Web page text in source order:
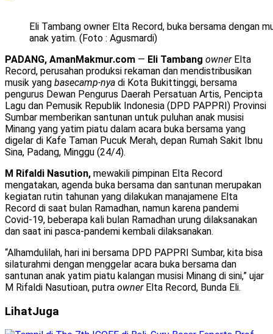
Eli Tambang owner Elta Record, buka bersama dengan
anak yatim. (Foto : Agusmardi)
PADANG, AmanMakmur.com — Eli Tambang ownerElta
Record, perusahan produksi rekaman dan mendistribusikan
musik yang basecamp-nya di Kota Bukittinggi, bersama
pengurus Dewan Pengurus Daerah Persatuan Artis, Pencipta
Lagu dan Pemusik Republik Indonesia (DPD PAPPRI) Provinsi
Sumbar memberikan santunan untuk puluhan anak musisi
Minang yang yatim piatu dalam acara buka bersama yang
digelar di Kafe Taman Pucuk Merah, depan Rumah Sakit Ibnu
Sina, Padang, Minggu (24/4).
M Rifaldi Nasution, mewakili pimpinan Elta Record
mengatakan, agenda buka bersama dan santunan merupakan
kegiatan rutin tahunan yang dilakukan manajamene Elta
Record di saat bulan Ramadhan, namun karena pandemi
Covid-19, beberapa kali bulan Ramadhan urung dilaksanakan
dan saat ini pasca-pandemi kembali dilaksanakan.
“Alhamdulilah, hari ini bersama DPD PAPPRI Sumbar, kita bisa
silaturahmi dengan menggelar acara buka bersama dan
santunan anak yatim piatu kalangan musisi Minang di sini,” ujar
M Rifaldi Nasutioan, putra ownerElta Record, Bunda Eli.
LihatJuga